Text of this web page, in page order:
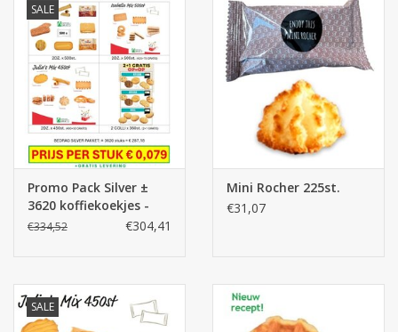
SALE
Promo Pack Silver ±
3620 koffiekoekjes -
MEGA DEAL
€334,52 €304,41
Mini Rocher 225st.
€31,07
SALE